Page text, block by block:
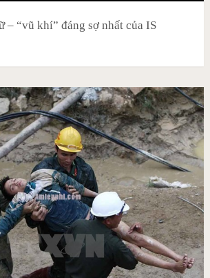
– “vũ khí” đáng sợ nhất của IS